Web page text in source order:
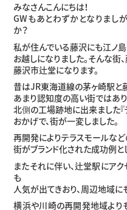
みなさんこんにちは！
GWもあとわずかとなりまし
か？
私が住んでいる藤沢にも江ノ
お越しになりました。そんな街
藤沢市辻堂になります。
昔はJR東海道線の茅ヶ崎駅と
あまり認知度の高い街ではあ
北側の工場跡地に出来ました
おかげで、街が一変しました。
再開発によりテラスモールな
街がブランド化された成功例と
またそれに伴い、辻堂駅にア
も
人気が出てきおり、周辺地域に
横浜や川崎の再開発地域より